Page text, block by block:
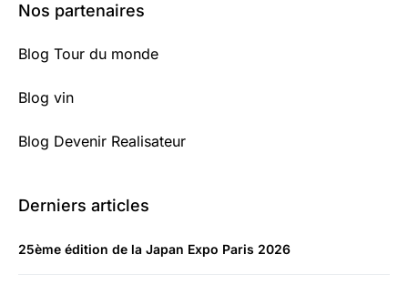
Nos partenaires
Blog Tour du monde
Blog vin
Blog Devenir Realisateur
Derniers articles
25ème édition de la Japan Expo Paris 2026